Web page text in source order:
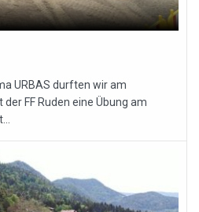
URBAS durften wir am
FF Ruden eine Übung am